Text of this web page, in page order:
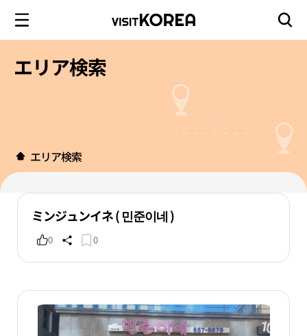
エリア検索
エリア検索
ミンジュンイネ ( 민준이네 )
0 0